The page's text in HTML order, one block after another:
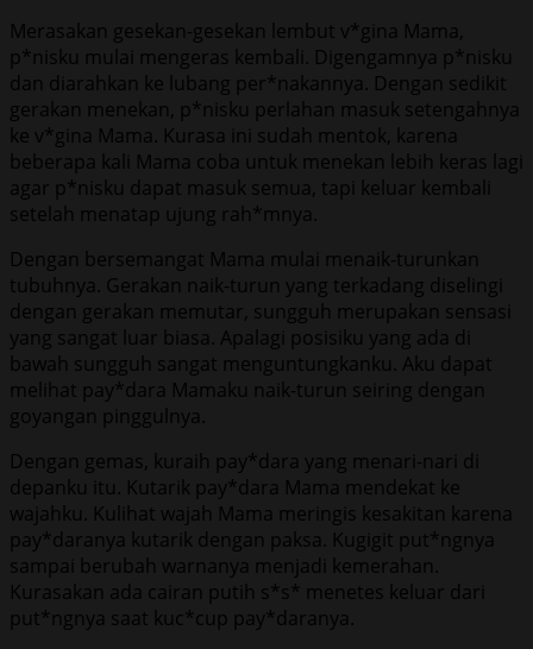
Merasakan gesekan-gesekan lembut v*gina Mama,
p*nisku mulai mengeras kembali. Digengamnya p*nisku
dan diarahkan ke lubang per*nakannya. Dengan sedikit
gerakan menekan, p*nisku perlahan masuk setengahnya
ke v*gina Mama. Kurasa ini sudah mentok, karena
beberapa kali Mama coba untuk menekan lebih keras lagi
agar p*nisku dapat masuk semua, tapi keluar kembali
setelah menatap ujung rah*mnya.
Dengan bersemangat Mama mulai menaik-turunkan
tubuhnya. Gerakan naik-turun yang terkadang diselingi
dengan gerakan memutar, sungguh merupakan sensasi
yang sangat luar biasa. Apalagi posisiku yang ada di
bawah sungguh sangat menguntungkanku. Aku dapat
melihat pay*dara Mamaku naik-turun seiring dengan
goyangan pinggulnya.
Dengan gemas, kuraih pay*dara yang menari-nari di
depanku itu. Kutarik pay*dara Mama mendekat ke
wajahku. Kulihat wajah Mama meringis kesakitan karena
pay*daranya kutarik dengan paksa. Kugigit put*ngnya
sampai berubah warnanya menjadi kemerahan.
Kurasakan ada cairan putih s*s* menetes keluar dari
put*ngnya saat kuc*cup pay*daranya.